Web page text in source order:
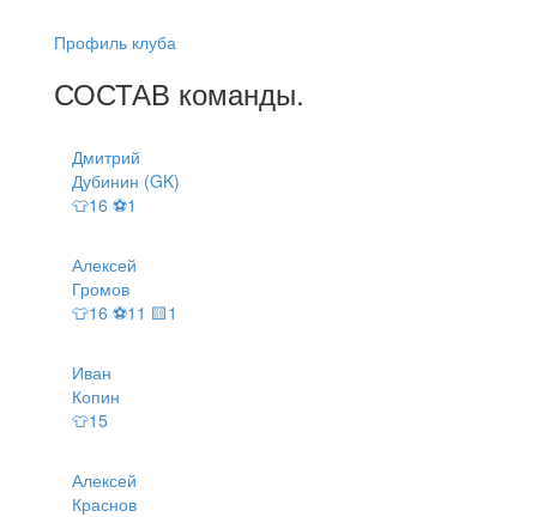
Профиль клуба
СОСТАВ команды.
Дмитрий
Дубинин (GK)
👕16 ⚽1
Алексей
Громов
👕16 ⚽11 🟨1
Иван
Копин
👕15
Алексей
Краснов